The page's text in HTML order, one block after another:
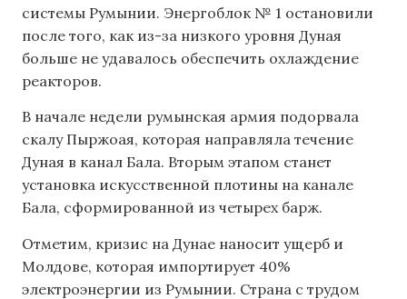
системы Румынии. Энергоблок № 1 остановили
после того, как из-за низкого уровня Дуная
больше не удавалось обеспечить охлаждение
реакторов.
В начале недели румынская армия подорвала
скалу Пыржоая, которая направляла течение
Дуная в канал Бала. Вторым этапом станет
установка искусственной плотины на канале
Бала, сформированной из четырех барж.
Отметим, кризис на Дунае наносит ущерб и
Молдове, которая импортирует 40%
электроэнергии из Румынии. Страна с трудом